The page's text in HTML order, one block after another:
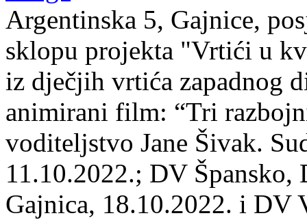
Argentinska 5, Gajnice,
sklopu projekta "Vrtići u
iz dječjih vrtića zapadnog
animirani film: “Tri
voditeljstvo Jane Šivak.
11.10.2022.; DV
Gajnica, 18.10.2022. i DV